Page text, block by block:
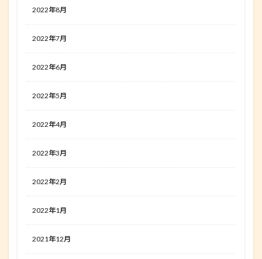
2022年8月
2022年7月
2022年6月
2022年5月
2022年4月
2022年3月
2022年2月
2022年1月
2021年12月